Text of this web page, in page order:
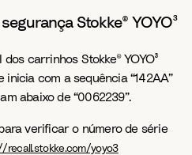
Stokke® YOYO³
carrinhos Stokke® YOYO³
com a sequência “142AA”
abaixo de “0062239”.
verificar o número de série
recall.stokke.com/yoyo3